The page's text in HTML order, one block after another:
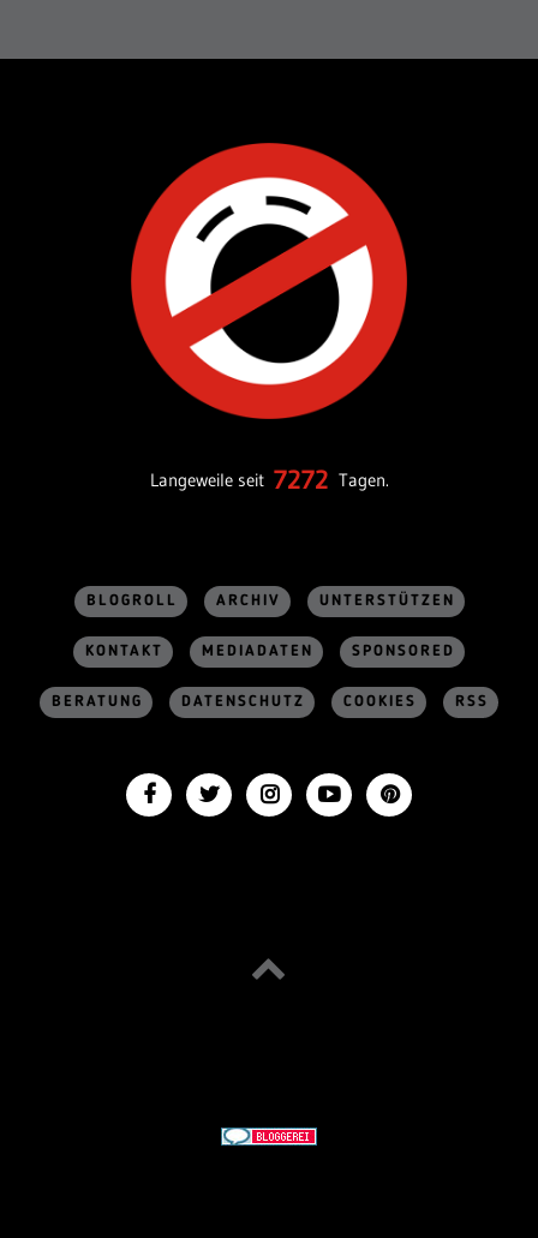
Langeweile seit 7272 Tagen.
BLOGROLL ARCHIV UNTERSTÜTZEN
KONTAKT MEDIADATEN SPONSORED
BERATUNG DATENSCHUTZ COOKIES RSS